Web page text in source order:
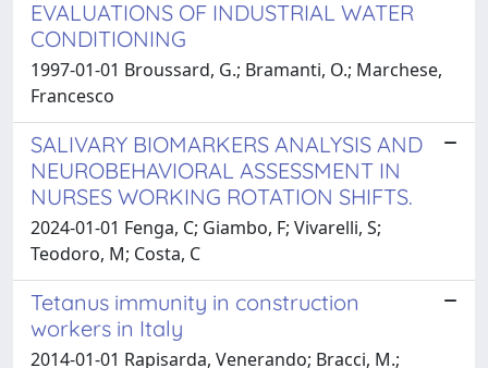
EVALUATIONS OF INDUSTRIAL WATER
CONDITIONING
1997-01-01 Broussard, G.; Bramanti, O.; Marchese,
Francesco
SALIVARY BIOMARKERS ANALYSIS AND
NEUROBEHAVIORAL ASSESSMENT IN
NURSES WORKING ROTATION SHIFTS.
2024-01-01 Fenga, C; Giambo, F; Vivarelli, S;
Teodoro, M; Costa, C
Tetanus immunity in construction
workers in Italy
2014-01-01 Rapisarda, Venerando; Bracci, M.;